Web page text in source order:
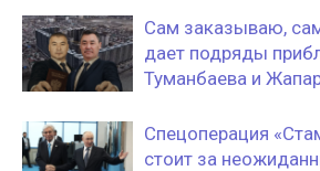
Сам заказываю,
дает подряды
Туманбаева и
Спецоперация
стоит за